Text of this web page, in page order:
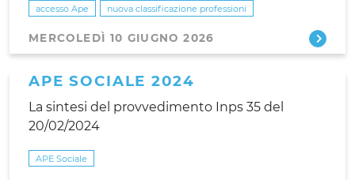
accesso Ape
nuova classificazione professioni
MERCOLEDÌ 10 GIUGNO 2026
APE SOCIALE 2024
La sintesi del provvedimento Inps 35 del
20/02/2024
APE Sociale